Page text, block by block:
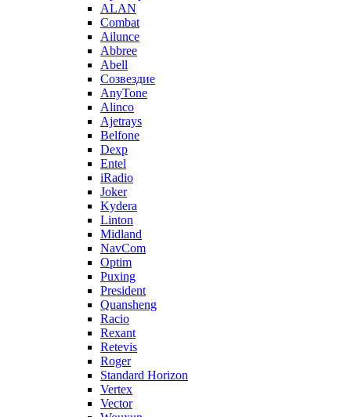
ALAN
Combat
Ailunce
Abbree
Abell
Созвездие
AnyTone
Alinco
Ajetrays
Belfone
Dexp
Entel
iRadio
Joker
Kydera
Linton
Midland
NavCom
Optim
Puxing
President
Quansheng
Racio
Rexant
Retevis
Roger
Standard Horizon
Vertex
Vector